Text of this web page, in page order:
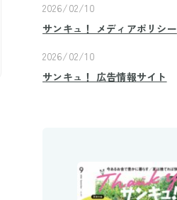
2026/02/10
サンキュ！ メディアポリシー
2026/02/10
サンキュ！ 広告情報サイト